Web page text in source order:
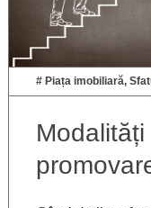
# Piața imobiliară,